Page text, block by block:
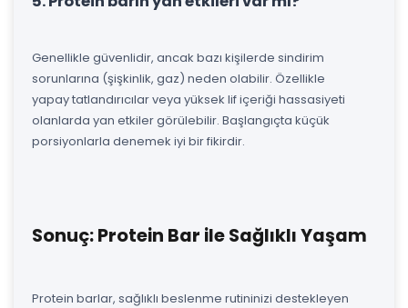
Genellikle güvenlidir, ancak bazı kişilerde sindirim
sorunlarına (şişkinlik, gaz) neden olabilir. Özellikle
yapay tatlandırıcılar veya yüksek lif içeriği hassasiyeti
olanlarda yan etkiler görülebilir. Başlangıçta küçük
porsiyonlarla denemek iyi bir fikirdir.
Sonuç: Protein Bar ile Sağlıklı Yaşam
Protein barlar, sağlıklı beslenme rutininizi destekleyen